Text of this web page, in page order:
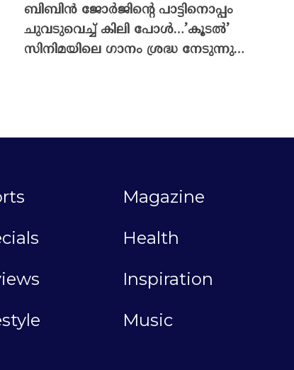
ബിബിൻ ജോർജിന്റെ പാട്ടിനൊപ്പം
ചുവടുവെച്ച് കിലി പോൾ…’കൂടൽ’
സിനിമയിലെ ഗാനം ശ്രദ്ധ നേടുന്നു…
Magazine
Health
Inspiration
Music